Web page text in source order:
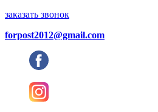
заказать звонок
forpost2012@gmail.com